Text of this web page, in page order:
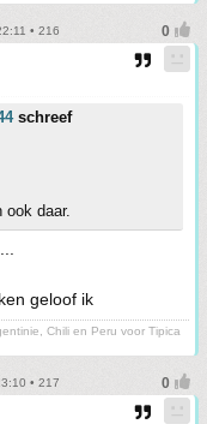
• 216
schreef
ook daar.
geloof ik
Chili en Peru voor Tipica
• 217